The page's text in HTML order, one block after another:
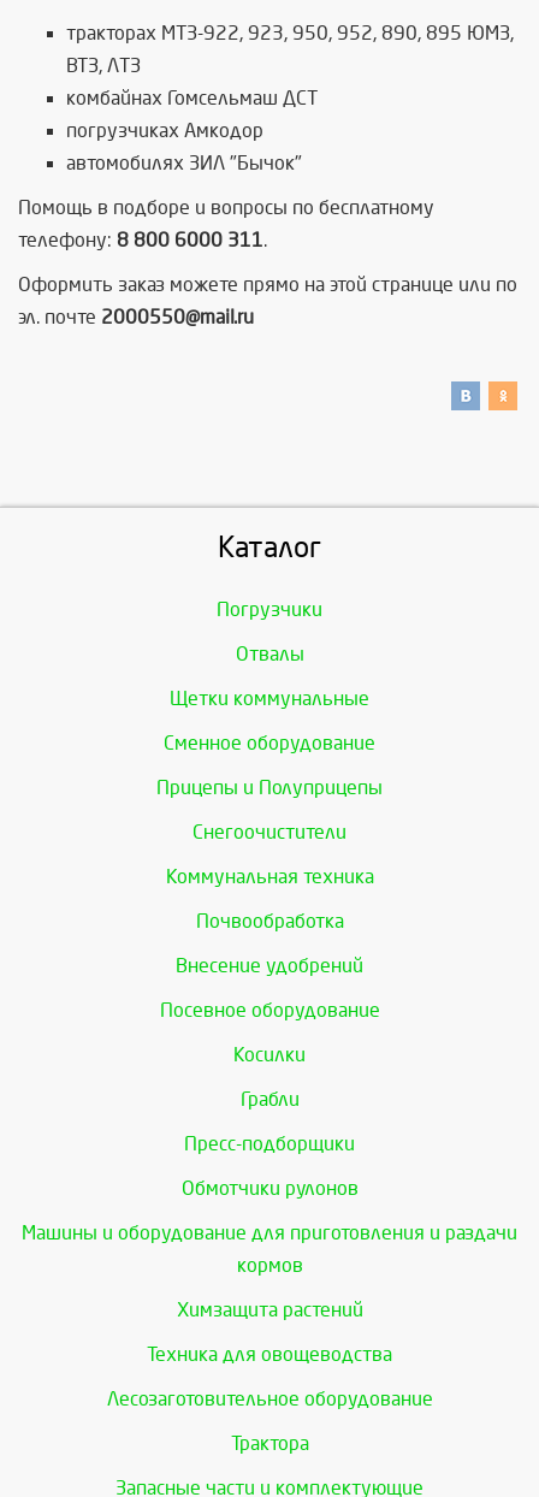
тракторах МТЗ-922, 923, 950, 952, 890, 895 ЮМЗ,
ВТЗ, ЛТЗ
комбайнах Гомсельмаш ДСТ
погрузчиках Амкодор
автомобилях ЗИЛ "Бычок"
Помощь в подборе и вопросы по бесплатному
телефону: 8 800 6000 311.
Оформить заказ можете прямо на этой странице или по
эл. почте 2000550@mail.ru
Каталог
Погрузчики
Отвалы
Щетки коммунальные
Сменное оборудование
Прицепы и Полуприцепы
Снегоочистители
Коммунальная техника
Почвообработка
Внесение удобрений
Посевное оборудование
Косилки
Грабли
Пресс-подборщики
Обмотчики рулонов
Машины и оборудование для приготовления и раздачи
кормов
Химзащита растений
Техника для овощеводства
Лесозаготовительное оборудование
Трактора
Запасные части и комплектующие